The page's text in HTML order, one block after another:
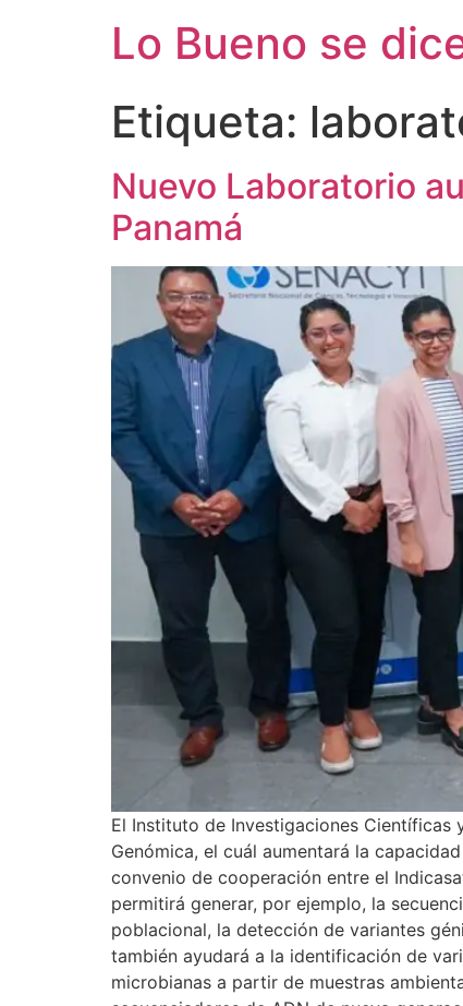
Lo Bueno se
Etiqueta:
Nuevo Laboratorio
Panamá
El Instituto de Investigaciones Científicas
Genómica, el cuál aumentará la
convenio de cooperación entre el
permitirá generar, por ejemplo, la
poblacional, la detección de variantes
también ayudará a la identificación de
microbianas a partir de muestras